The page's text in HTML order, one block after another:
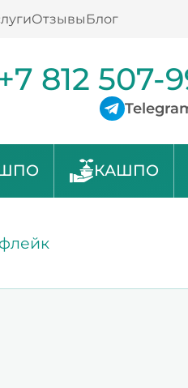
Отзывы Блог
812 507-
КАШПО